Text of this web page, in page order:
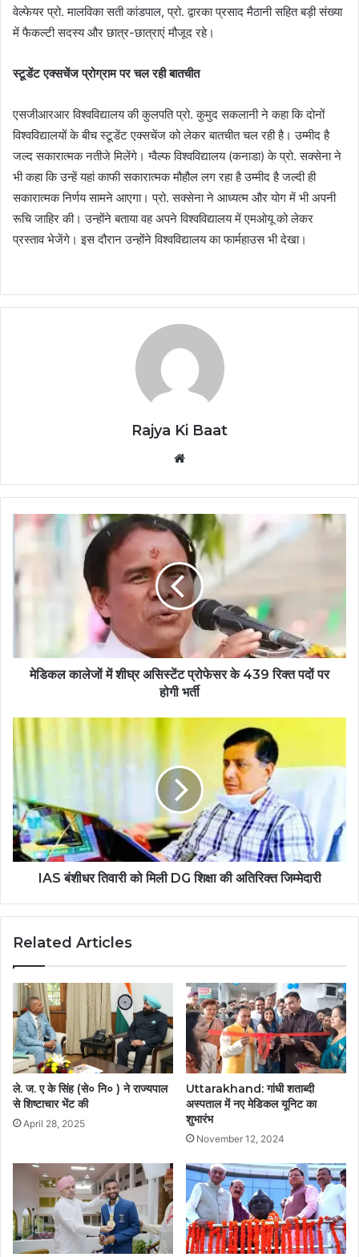
वेल्फेयर प्रो. मालविका सती कांडपाल, प्रो. द्वारका प्रसाद मैठानी सहित बड़ी संख्या
में फैकल्टी सदस्य और छात्र-छात्राएं मौजूद रहे।
स्टूडेंट एक्सचेंज प्रोग्राम पर चल रही बातचीत
एसजीआरआर विश्वविद्यालय की कुलपति प्रो. कुमुद सकलानी ने कहा कि दोनों
विश्वविद्यालयों के बीच स्टूडेंट एक्सचेंज को लेकर बातचीत चल रही है। उम्मीद है
जल्द सकारात्मक नतीजे मिलेंगे। ग्वैल्फ विश्वविद्यालय (कनाडा) के प्रो. सक्सेना ने
भी कहा कि उन्हें यहां काफी सकारात्मक मौहौल लग रहा है उम्मीद है जल्दी ही
सकारात्मक निर्णय सामने आएगा। प्रो. सक्सेना ने आध्यत्म और योग में भी अपनी
रूचि जाहिर की। उन्होंने बताया वह अपने विश्वविद्यालय में एमओयू को लेकर
प्रस्ताव भेजेंगे। इस दौरान उन्होंने विश्वविद्यालय का फार्महाउस भी देखा।
Rajya Ki Baat
मेडिकल कालेजों में शीघ्र असिस्टेंट प्रोफेसर के 439 रिक्त पदों पर
होगी भर्ती
IAS बंशीधर तिवारी को मिली DG शिक्षा की अतिरिक्त जिम्मेदारी
Related Articles
ले. ज. ए के सिंह (से० नि० ) ने राज्यपाल
से शिष्टाचार भेंट की
April 28, 2025
Uttarakhand: गांधी शताब्दी
अस्पताल में नए मेडिकल यूनिट का
शुभारंभ
November 12, 2024